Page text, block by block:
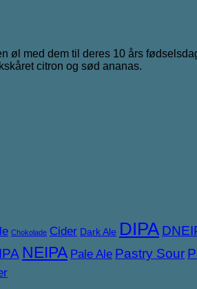
øl med dem til deres 10 års
citron og sød ananas.
Chokolade Cider Dark Ale DIPA
NEIPA Pale Ale Pastry Sour